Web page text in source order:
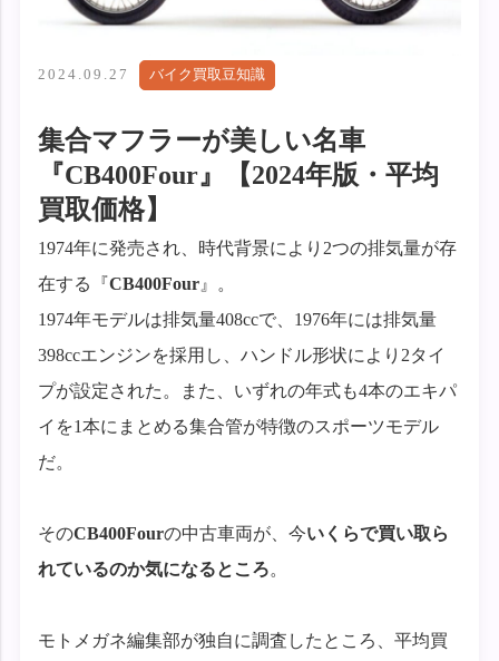
2024.09.27 バイク買取豆知識
集合マフラーが美しい名車
『CB400Four』【2024年版・平均
買取価格】
1974年に発売され、時代背景により2つの排気量が存
在する『CB400Four 』。
1974年モデルは排気量408ccで、1976年には排気量
398ccエンジンを採用し、ハンドル形状により2タイ
プが設定された。また、いずれの年式も4本のエキパ
イを1本にまとめる集合管が特徴のスポーツモデル
だ。
そのCB400Fourの中古車両が、今いくらで買い取ら
れているのか気になるところ。
モトメガネ編集部が独自に調査したところ、平均買